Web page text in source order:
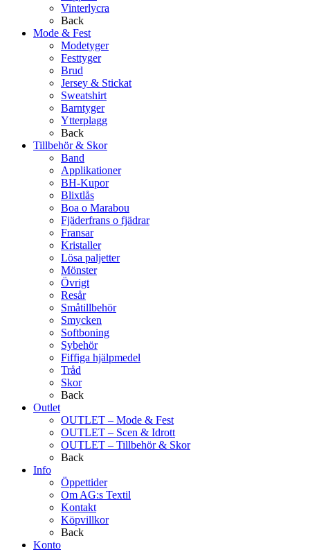
Vinterlycra
Back
Mode & Fest
Modetyger
Festtyger
Brud
Jersey & Stickat
Sweatshirt
Barntyger
Ytterplagg
Back
Tillbehör & Skor
Band
Applikationer
BH-Kupor
Blixtlås
Boa o Marabou
Fjäderfrans o fjädrar
Fransar
Kristaller
Lösa paljetter
Mönster
Övrigt
Resår
Småtillbehör
Smycken
Softboning
Sybehör
Fiffiga hjälpmedel
Tråd
Skor
Back
Outlet
OUTLET – Mode & Fest
OUTLET – Scen & Idrott
OUTLET – Tillbehör & Skor
Back
Info
Öppettider
Om AG:s Textil
Kontakt
Köpvillkor
Back
Konto